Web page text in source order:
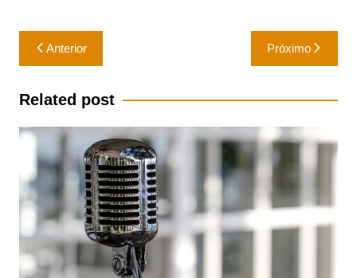
Navegação
de
Post
Anterior Próximo
Related post